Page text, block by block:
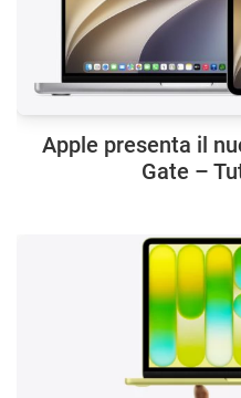
Apple presenta il
Gate –